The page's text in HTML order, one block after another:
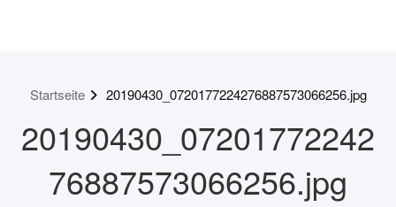
Startseite 20190430_0720177224276887573066256.jpg
20190430_07201772242
76887573066256.jpg